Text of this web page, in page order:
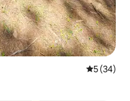
レビュー
5 (34)